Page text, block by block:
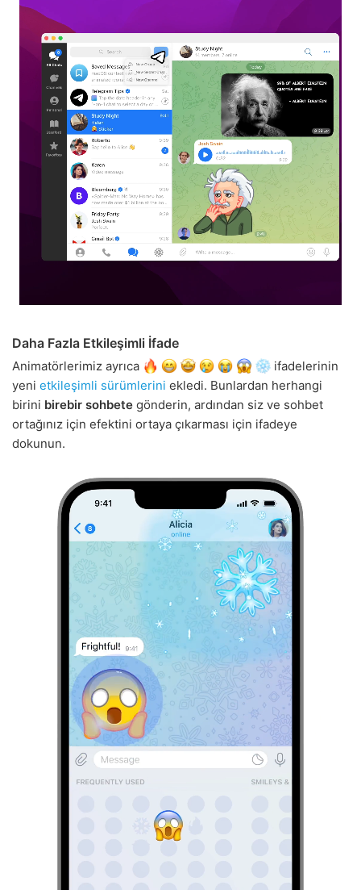
Daha Fazla Etkileşimli İfade
Animatörlerimiz ayrıca
ifadelerinin
yeni etkileşimli sürümlerini ekledi. Bunlardan herhangi
birini birebir sohbete gönderin, ardından siz ve sohbet
ortağınız için efektini ortaya çıkarması için ifadeye
dokunun.